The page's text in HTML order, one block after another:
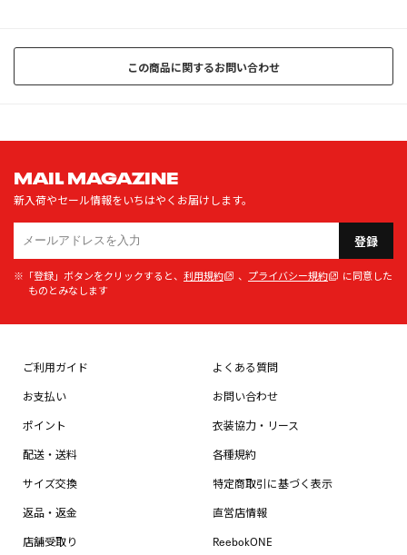
この商品に関するお問い合わせ
MAIL MAGAZINE
新入荷やセール情報をいちはやくお届けします。
登録
※「登録」ボタンをクリックすると、 利用規約 、 プライバシー規約
に同意した
ものとみなします
ご利用ガイド
お支払い
ポイント
配送・送料
サイズ交換
返品・返金
店舗受取り
よくある質問
お問い合わせ
衣装協力・リース
各種規約
特定商取引に基づく表示
直営店情報
ReebokONE